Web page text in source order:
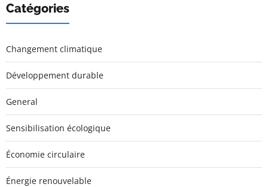
Catégories
Changement climatique
Développement durable
General
Sensibilisation écologique
Économie circulaire
Énergie renouvelable